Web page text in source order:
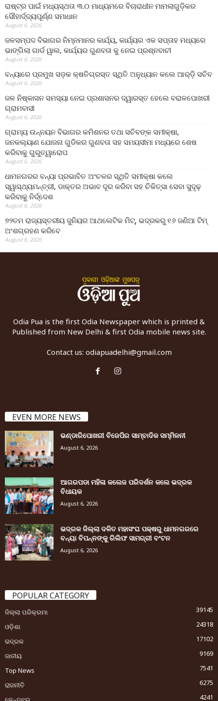
ରାଷ୍ଟ୍ର ପାଇଁ ମଧ୍ୟସ୍ଥତା ୩.୦ ମାଧ୍ୟମରେ ବିଚାରାଧୀନ ମାମଲାଗୁଡ଼ିକର
ସୌହାର୍ଦ୍ଦ୍ୟପୂର୍ଣ୍ଣ ସମାଧାନ
August 6, 2026
ଜଳସମ୍ପଦ ବିଭାଗର ନିମ୍ନମାନର କାର୍ଯ୍ୟ, କାର୍ଯ୍ୟର ଏକ ସପ୍ତାହ ମଧ୍ୟରେ
ଭାଙ୍ଗିଲା ଗାର୍ଡ ୱାଲ, କାର୍ଯ୍ୟର ଗୁଣବତା କୁ ନେଇ ପ୍ରଶ୍ନବାଚୀ
August 6, 2026
ବନ୍ୟାରେ ପ୍ରମୁଖ ସଡ଼କ କ୍ଷତିଗ୍ରସ୍ତ ସ୍ଥିତି ଅନୁଧ୍ୟାନ କଲେ ଆର୍‌ଡ଼ି ସଚିବ
August 6, 2026
ଜଳ ନିଷ୍କାସନ ସମସ୍ୟା ନେଇ ପ୍ରଶାସନର ଦ୍ୱାରସ୍ତ ହେଲେ ବରାଳପୋଖରୀ
ଗ୍ରାମବାସୀ
August 6, 2026
ଗ୍ରାମ୍ୟ ଉନ୍ନୟନ ବିଭାଗର କମିଶନର ତଥା ସଚିବଙ୍କ ସମୀକ୍ଷା,
ଜନକଲ୍ୟାଣ ଯୋଜନା ଗୁଡିକର ଗୁଣବତା ସହ ସମୟସୀମା ମଧ୍ୟରେ ଶେଷ
କରିବାକୁ ଗୁରୁତ୍ୱାରୋପ
August 6, 2026
ଧାମନଗରର ବନ୍ୟା ପ୍ରଭାବିତ ଅଂଚଳର ସ୍ଥିତି ସମୀକ୍ଷା କଲେ
ସ୍ୱାସ୍ଥ୍ୟମନ୍ତ୍ରୀ, ଡାକ୍ତର ଅଭାବ ଦୂର କରିବା ସହ ଚିକିତ୍ସା ସେବା ସୁଦୃଢ଼
କରିବାକୁ ନିର୍ଦ୍ଦେଶ
August 6, 2026
୭୨ତମ ରାଜ୍ୟସ୍ତରୀୟ ଜୁନିୟର ଆଥଲେଟିକ ମିଟ୍‌, ଭଦ୍ରକରୁ ୧୬ ଜଣିଆ ଟିମ୍
ଅଂଶଗ୍ରହଣ କରିବେ
August 6, 2026
Odia Pua is the first Odia Newspaper which is printed &
Published from New Delhi & first Odia mobile news site.
Contact us: odiapuadelhi@gmail.com
EVEN MORE NEWS
ଭଣ୍ଡାରିପୋଖରୀ ବିଜେପିର ସାମ୍ବାଦିକ ସମ୍ମିଳନୀ
August 6, 2026
ଆଗରପଡା ମହିଳା କଲେଜ ପରିଦର୍ଶନ କଲେ ଭଦ୍ରକ
ବିଧାୟକ
August 6, 2026
ଭଦ୍ରକ ଜିଲ୍ଲା ଦଳିତ ମହାସଂଘ ପକ୍ଷରୁ ଧାମନଗରରେ
ବନ୍ୟା ବିପନ୍ନଙ୍କୁ ରିଲିଫ ସାମଗ୍ରୀ ବଂଟନ
August 6, 2026
POPULAR CATEGORY
ଜିଲ୍ଲା ପରିକ୍ରମା
39145
ଓଡ଼ିଶା
24318
ଭଦ୍ରକ
17102
ଜାତୀୟ
9169
Top News
7541
ରାଜନୀତି
6275
4241